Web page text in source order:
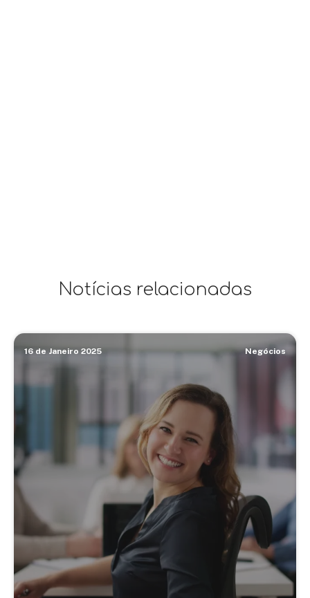
Notícias relacionadas
16 de Janeiro 2025 Negócios